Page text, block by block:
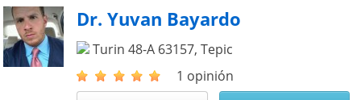
Dr. Yuvan Bayardo
Turin 48-A 63157,Tepic
1 opinión